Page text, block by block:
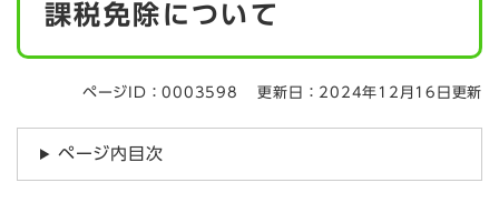
課税免除について
ページID：0003598 更新日：2024年12月16日更新
ページ内目次